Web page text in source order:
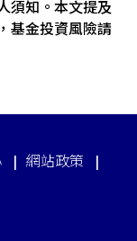
須知。本文提及
基金投資風險請
網站政策